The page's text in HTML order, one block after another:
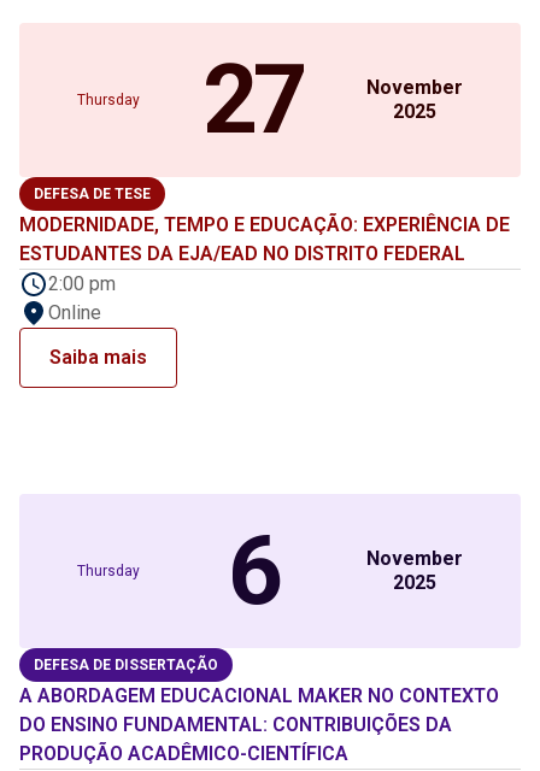
Thursday 27
November
2025
DEFESA DE TESE
MODERNIDADE, TEMPO E EDUCAÇÃO: EXPERIÊNCIA DE
ESTUDANTES DA EJA/EAD NO DISTRITO FEDERAL
2:00 pm
Online
Saiba mais
Thursday 6
November
2025
DEFESA DE DISSERTAÇÃO
A ABORDAGEM EDUCACIONAL MAKER NO CONTEXTO
DO ENSINO FUNDAMENTAL: CONTRIBUIÇÕES DA
PRODUÇÃO ACADÊMICO-CIENTÍFICA